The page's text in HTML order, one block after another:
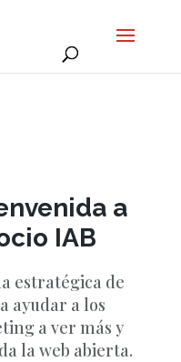
a
IAB
estratégica de
ayudar a los
a ver más y
la web abierta.